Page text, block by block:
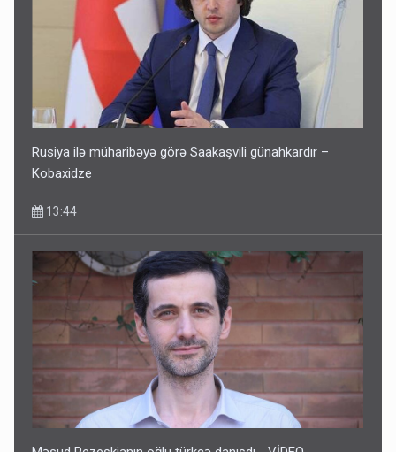
Sənədsiz ev sahiblərinin nəzərinə: Çıxarış almaq üçün...
13:10
Keçmiş nazirin mənsub olduğu nəslin 6 min yaşı var?
12:56
Rusiya ilə müharibəyə görə Saakaşvili günahkardır –
Kobaxidze
13:44